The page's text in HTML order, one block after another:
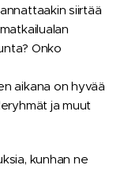
siirtää
Onko
aikana on hyvää
ja muut
kunhan ne